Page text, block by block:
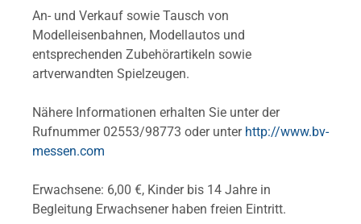
An- und Verkauf sowie Tausch von
Modelleisenbahnen, Modellautos und
entsprechenden Zubehörartikeln sowie
artverwandten Spielzeugen.
Nähere Informationen erhalten Sie unter der
Rufnummer 02553/98773 oder unter http://www.bv-
messen.com
Erwachsene: 6,00 €, Kinder bis 14 Jahre in
Begleitung Erwachsener haben freien Eintritt.